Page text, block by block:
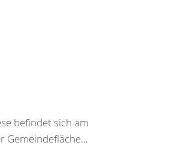
befindet sich am
Gemeindefläche...